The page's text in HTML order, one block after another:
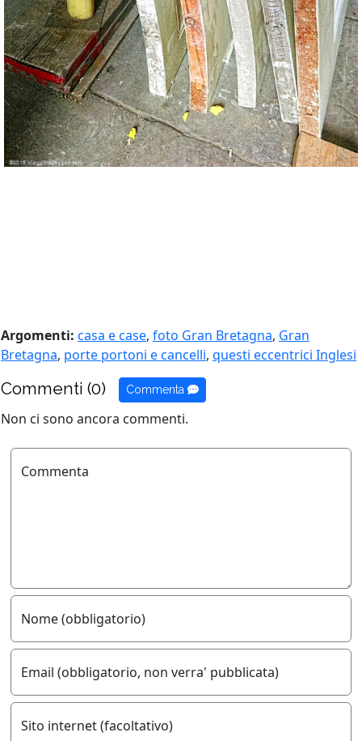
Argomenti: casa e case, foto Gran Bretagna, Gran
Bretagna, porte portoni e cancelli, questi eccentrici Inglesi
Commenti (0) Commenta
Non ci sono ancora commenti.
Commenta
Nome (obbligatorio)
Email (obbligatorio, non verra' pubblicata)
Sito internet (facoltativo)